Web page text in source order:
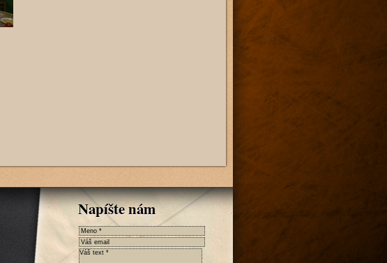
Napíšte nám